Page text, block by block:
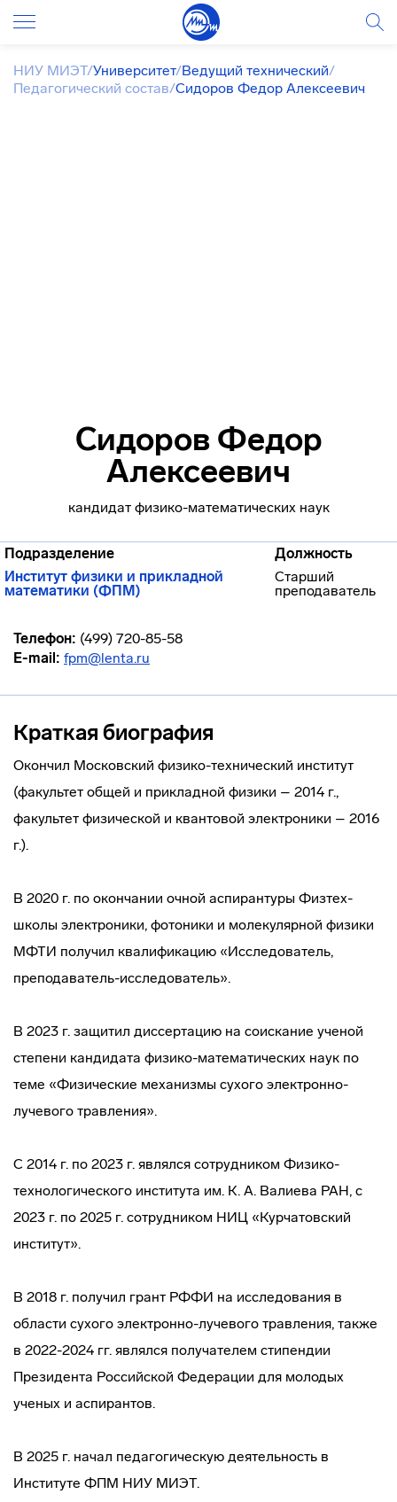
НИУ МИЭТ/Университет/Ведущий технический/
Педагогический состав/Сидоров Федор Алексеевич
Сидоров Федор
Алексеевич
кандидат физико-математических наук
Подразделение
Должность
Институт физики и прикладной
математики (ФПМ)
Старший
преподаватель
Телефон: (499) 720-85-58
E-mail: fpm@lenta.ru
Краткая биография
Окончил Московский физико-технический институт
(факультет общей и прикладной физики – 2014 г.,
факультет физической и квантовой электроники – 2016
г.).
В 2020 г. по окончании очной аспирантуры Физтех-
школы электроники, фотоники и молекулярной физики
МФТИ получил квалификацию «Исследователь,
преподаватель-исследователь».
В 2023 г. защитил диссертацию на соискание ученой
степени кандидата физико-математических наук по
теме «Физические механизмы сухого электронно-
лучевого травления».
С 2014 г. по 2023 г. являлся сотрудником Физико-
технологического института им. К. А. Валиева РАН, с
2023 г. по 2025 г. сотрудником НИЦ «Курчатовский
институт».
В 2018 г. получил грант РФФИ на исследования в
области сухого электронно-лучевого травления, также
в 2022-2024 гг. являлся получателем стипендии
Президента Российской Федерации для молодых
ученых и аспирантов.
В 2025 г. начал педагогическую деятельность в
Институте ФПМ НИУ МИЭТ.